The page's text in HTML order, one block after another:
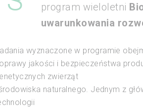
program wieloletni
uwarunkowania
wyznaczone w programie
jakości i bezpieczeństwa
zwierząt
naturalnego. Jednym z